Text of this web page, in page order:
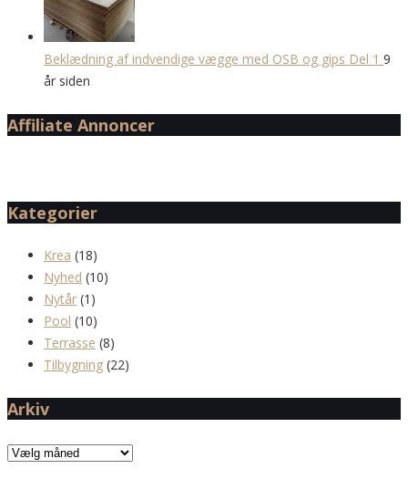
Beklædning af indvendige vægge med OSB og gips Del 1 9
år siden
Affiliate Annoncer
Kategorier
Krea (18)
Nyhed (10)
Nytår (1)
Pool (10)
Terrasse (8)
Tilbygning (22)
Arkiv
Arkiv